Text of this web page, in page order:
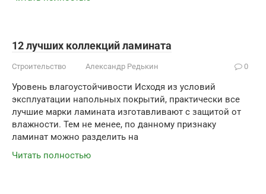
12 лучших коллекций ламината
Строительство Александр Редькин 0
Уровень влагоустойчивости Исходя из условий
эксплуатации напольных покрытий, практически все
лучшие марки ламината изготавливают с защитой от
влажности. Тем не менее, по данному признаку
ламинат можно разделить на
Читать полностью